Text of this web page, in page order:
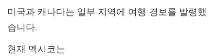
미국과 캐나다는 일부 지역에 여행 경보를 발령했
습니다.
현재 멕시코는